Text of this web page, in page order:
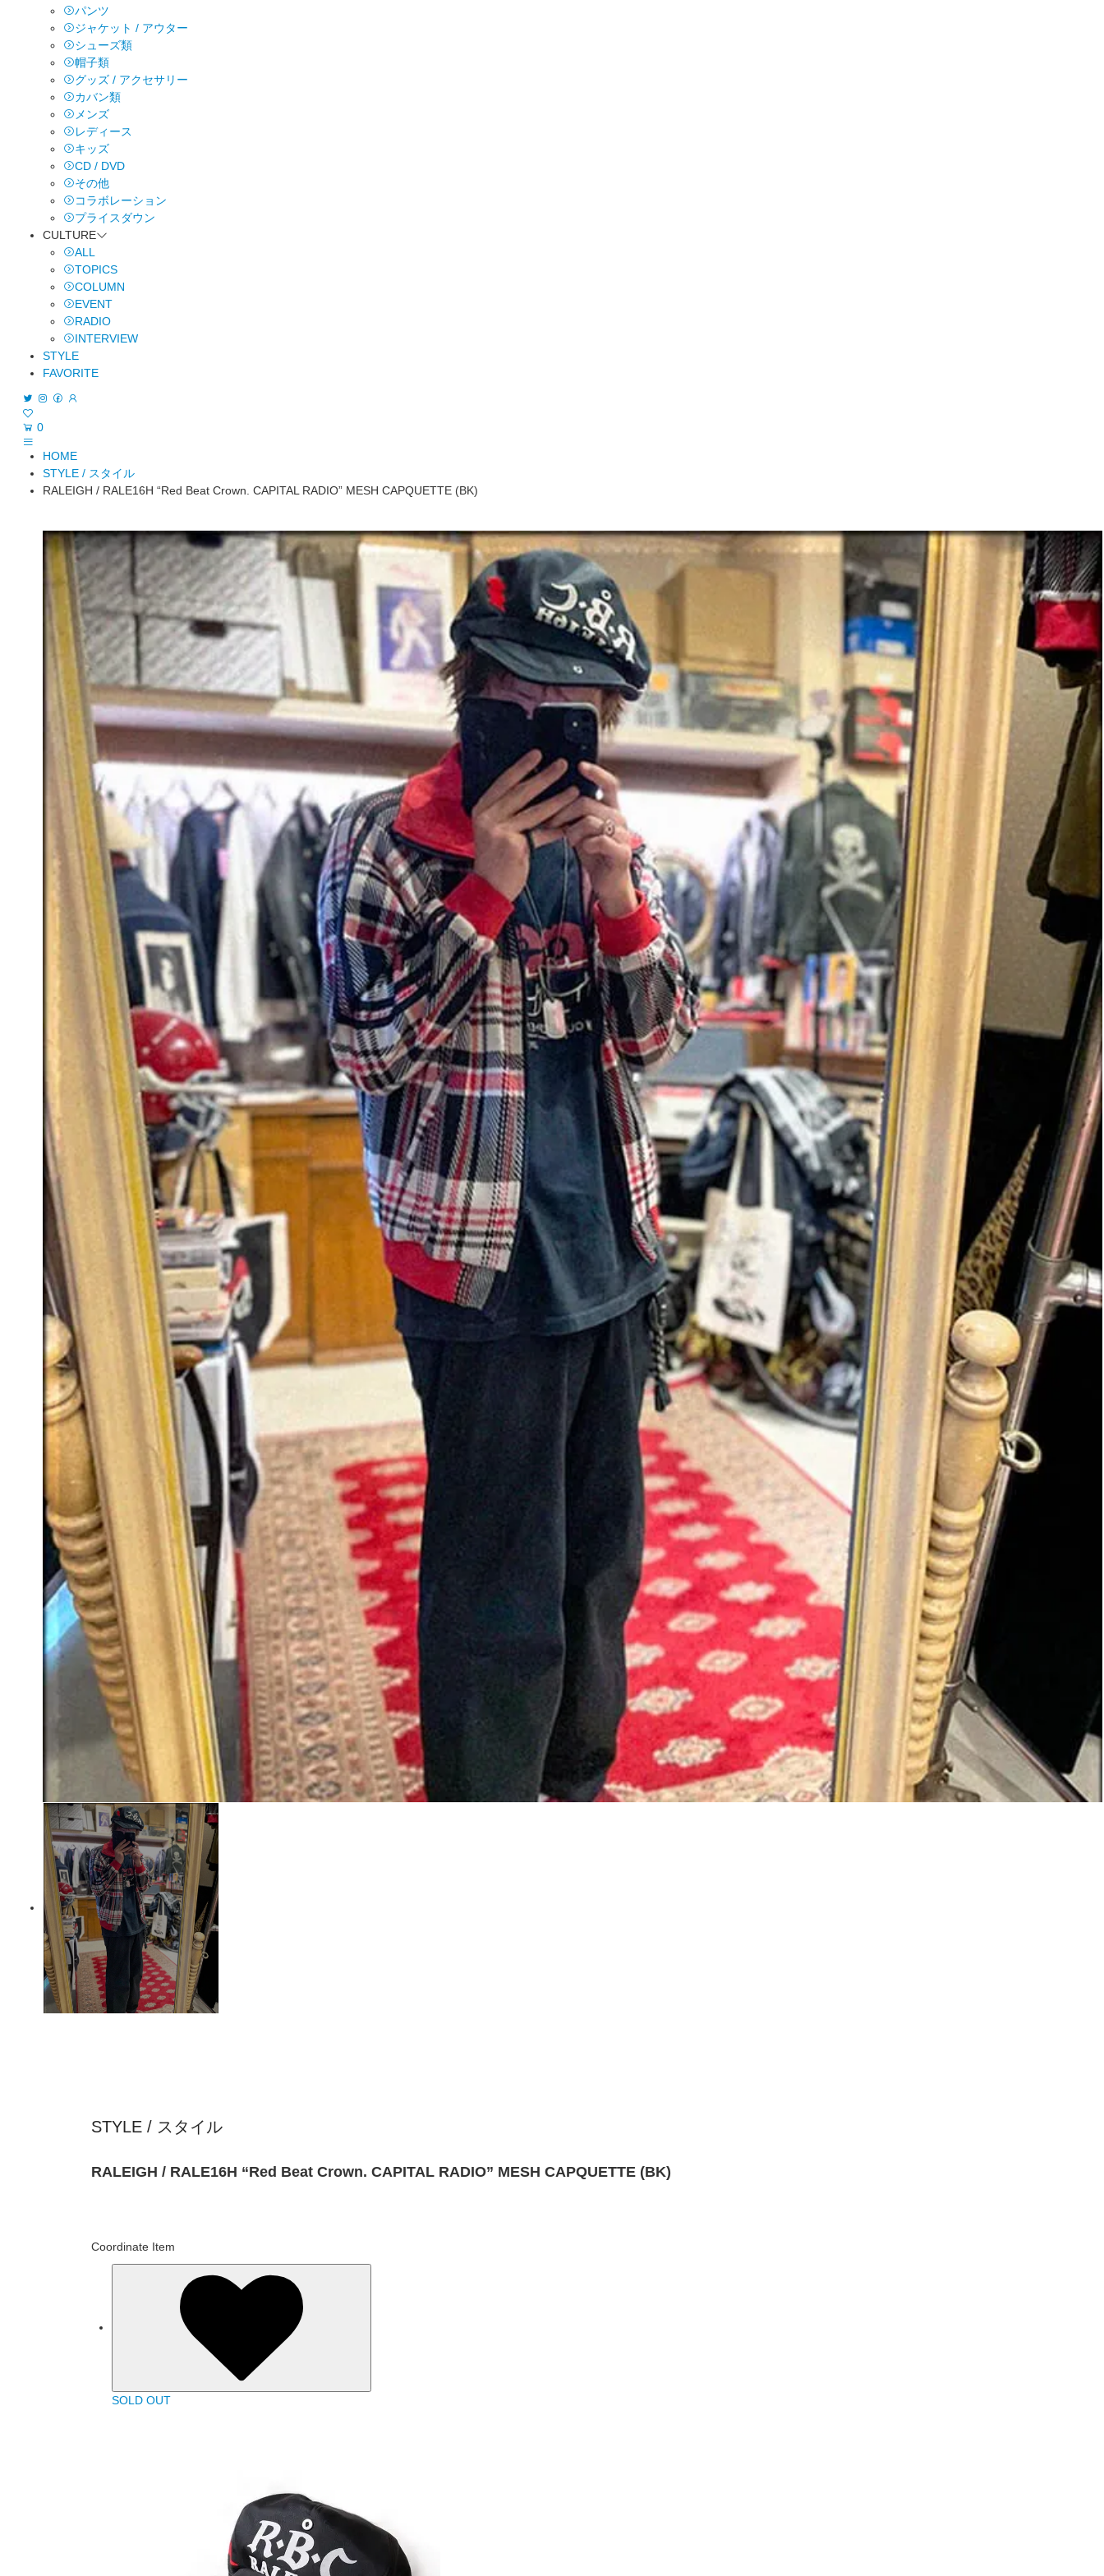
パンツ
ジャケット / アウター
シューズ類
帽子類
グッズ / アクセサリー
カバン類
メンズ
レディース
キッズ
CD / DVD
その他
コラボレーション
プライスダウン
CULTURE
ALL
TOPICS
COLUMN
EVENT
RADIO
INTERVIEW
STYLE
FAVORITE
0
HOME
STYLE / スタイル
RALEIGH / RALE16H “Red Beat Crown. CAPITAL RADIO” MESH CAPQUETTE (BK)
STYLE / スタイル
RALEIGH / RALE16H “Red Beat Crown. CAPITAL RADIO” MESH CAPQUETTE (BK)
Coordinate Item
SOLD OUT